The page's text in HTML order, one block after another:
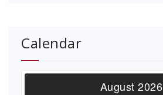
Calendar
August 2026